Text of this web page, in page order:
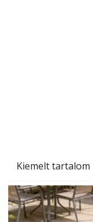
Kiemelt tartalom